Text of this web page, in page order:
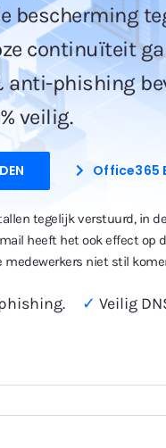
bescherming
continuïteit
anti-phishing
veilig.
Office365
tegelijk verstuurd, in
heeft het ook effect op
niet stil
✓ Veilig